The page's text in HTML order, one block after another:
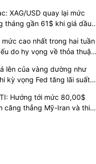
XAG/USD quay lại mức
tháng gần 61$ khi giá dầu
mức cao nhất trong hai tuần
do hy vọng về thỏa thuận
lên của vàng dường như
kỳ vọng Fed tăng lãi suất
Hướng tới mức 80,00$
căng thẳng Mỹ-Iran và thiết